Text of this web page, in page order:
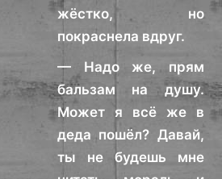
жёстко, но
покраснела вдруг.
— Надо же, прям
бальзам на душу.
Может я всё же в
деда пошёл? Давай,
ты не будешь мне